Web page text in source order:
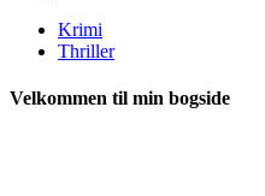
Krimi
Thriller
Velkommen til min bogside